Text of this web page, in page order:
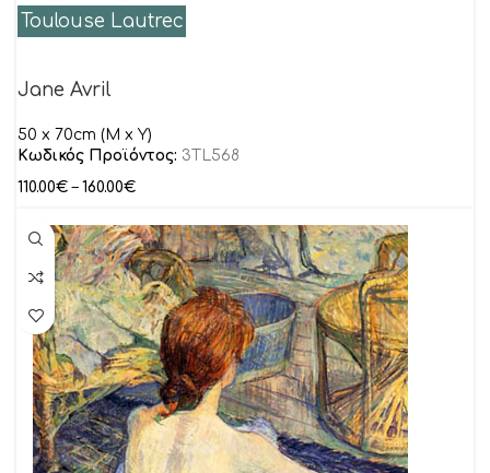
Toulouse Lautrec
Jane Avril
50 x 70cm (M x Y)
Κωδικός Προϊόντος: 3TL568
110.00€ – 160.00€